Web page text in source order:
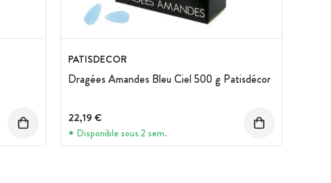
PATISDECOR
Dragées Amandes Bleu Ciel 500 g Patisdécor
22,19 €
Disponible sous 2 sem.